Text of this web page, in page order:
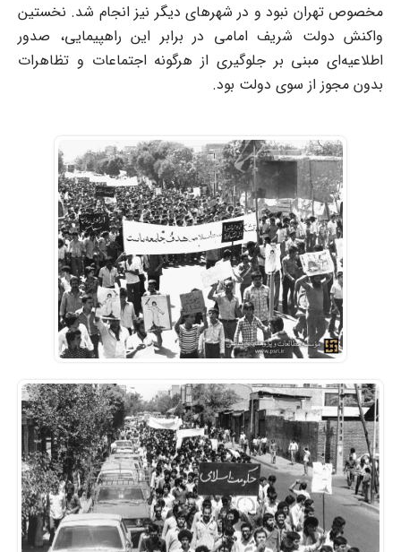
مخصوص تهران نبود و در شهرهای دیگر نیز انجام شد. نخستین
واکنش دولت شریف ‌امامی در برابر این راهپیمایی، صدور
اطلاعیه‌ای مبنی بر جلوگیری از هرگونه اجتماعات و تظاهرات
بدون مجوز از سوی دولت بود.